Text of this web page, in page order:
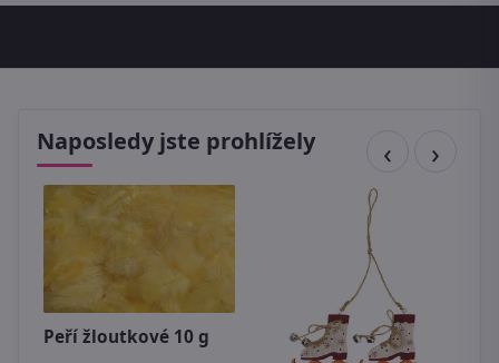
Naposledy jste prohlížely
Peří žloutkové 10 g